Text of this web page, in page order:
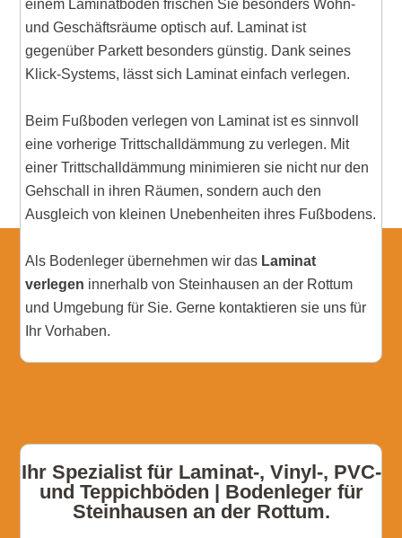
einem Laminatboden frischen Sie besonders Wohn-
und Geschäftsräume optisch auf. Laminat ist
gegenüber Parkett besonders günstig. Dank seines
Klick-Systems, lässt sich Laminat einfach verlegen.
Beim Fußboden verlegen von Laminat ist es sinnvoll
eine vorherige Trittschalldämmung zu verlegen. Mit
einer Trittschalldämmung minimieren sie nicht nur den
Gehschall in ihren Räumen, sondern auch den
Ausgleich von kleinen Unebenheiten ihres Fußbodens.
Als Bodenleger übernehmen wir das Laminat
verlegen innerhalb von Steinhausen an der Rottum
und Umgebung für Sie. Gerne kontaktieren sie uns für
Ihr Vorhaben.
Ihr Spezialist für Laminat-, Vinyl-, PVC-
und Teppichböden | Bodenleger für
Steinhausen an der Rottum.